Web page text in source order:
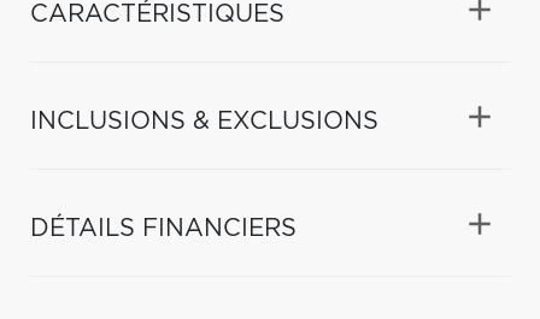
CARACTÉRISTIQUES
INCLUSIONS & EXCLUSIONS
DÉTAILS FINANCIERS